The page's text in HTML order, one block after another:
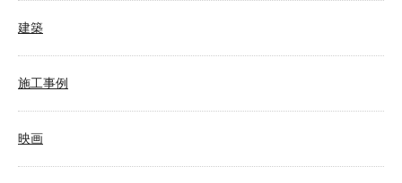
建築
施工事例
映画